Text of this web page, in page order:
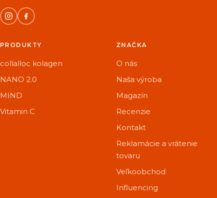
PRODUKTY
collalloc kolagen
NANO 2.0
MIND
Vitamin C
ZNAČKA
O nás
Naša výroba
Magazín
Recenzie
Kontakt
Reklamácie a vrátenie
tovaru
Veľkoobchod
Influencing